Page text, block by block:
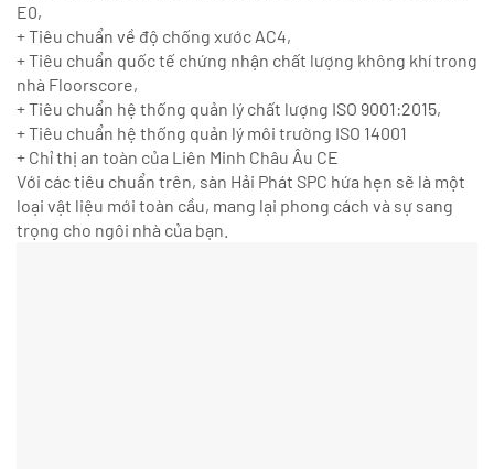
E0,
+ Tiêu chuẩn về độ chống xước AC4,
+ Tiêu chuẩn quốc tế chứng nhận chất lượng không khí trong
nhà Floorscore,
+ Tiêu chuẩn hệ thống quản lý chất lượng ISO 9001:2015,
+ Tiêu chuẩn hệ thống quản lý môi trường ISO 14001
+ Chỉ thị an toàn của Liên Minh Châu Âu CE
Với các tiêu chuẩn trên, sàn Hải Phát SPC hứa hẹn sẽ là một
loại vật liệu mới toàn cầu, mang lại phong cách và sự sang
trọng cho ngôi nhà của bạn.